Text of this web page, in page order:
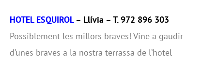
HOTEL ESQUIROL– Llívia – T. 972 896 303
Possiblement les millors braves! Vine a gaudir
d’unes braves a la nostra terrassa de l’hotel